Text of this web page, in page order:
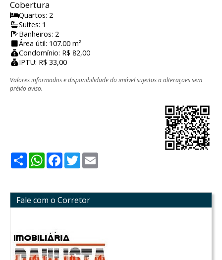
Cobertura
Quartos: 2
Suítes: 1
Banheiros: 2
Área útil: 107.00 m²
Condomínio: R$ 82,00
IPTU: R$ 33,00
Valores informados e disponibilidade do imóvel sujeitos a alterações sem
prévio aviso.
ShareWhatsApp
Facebook
Twitter
Fale com o Corretor